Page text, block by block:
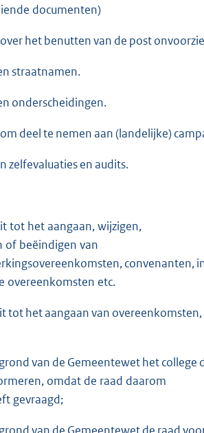
documenten)
over het benutten van de post
straatnamen.
onderscheidingen.
om deel te nemen aan (landelijke)
zelfevaluaties en audits.
tot het aangaan, wijzigen,
of beëindigen van
convenanten,
overeenkomsten etc.
tot het aangaan van overeenkomsten,
van de Gemeentewet het
omdat de raad daarom
gevraagd;